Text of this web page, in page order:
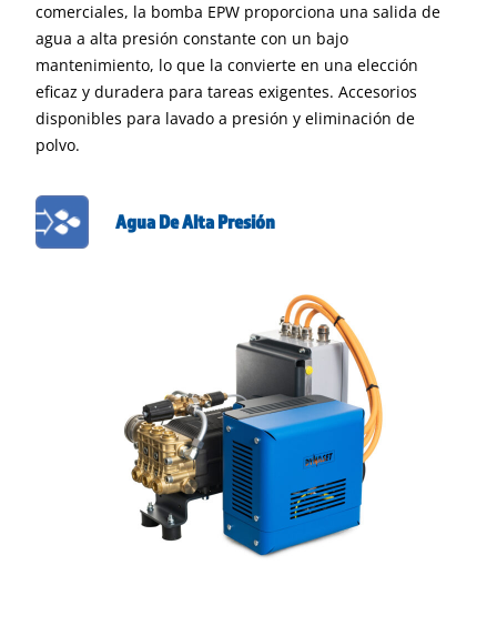
comerciales, la bomba EPW proporciona una salida de
agua a alta presión constante con un bajo
mantenimiento, lo que la convierte en una elección
eficaz y duradera para tareas exigentes. Accesorios
disponibles para lavado a presión y eliminación de
polvo.
Agua De Alta Presión